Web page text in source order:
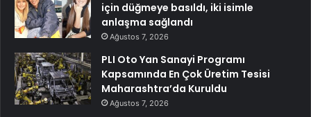
için düğmeye basıldı, iki isimle
anlaşma sağlandı
Ağustos 7, 2026
PLI Oto Yan Sanayi Programı
Kapsamında En Çok Üretim Tesisi
Maharashtra’da Kuruldu
Ağustos 7, 2026